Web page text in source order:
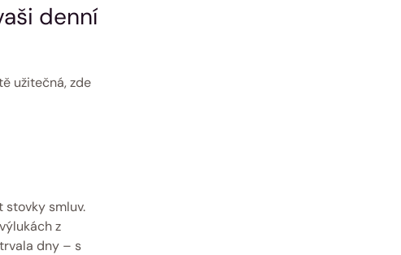
denní
užitečná, zde
stovky smluv.
z
dny – s